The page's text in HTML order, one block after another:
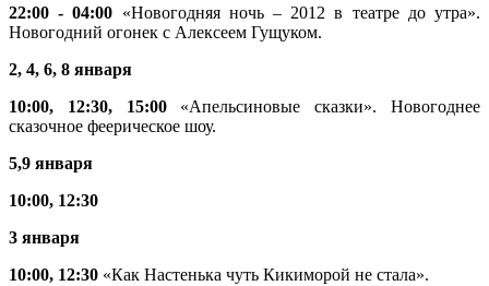
22:00 - 04:00 «Новогодняя ночь – 2012 в театре до утра».
Новогодний огонек с Алексеем Гущуком.
2, 4, 6, 8 января
10:00, 12:30, 15:00 «Апельсиновые сказки». Новогоднее
сказочное феерическое шоу.
5,9 января
10:00, 12:30
3 января
10:00, 12:30 «Как Настенька чуть Кикиморой не стала».